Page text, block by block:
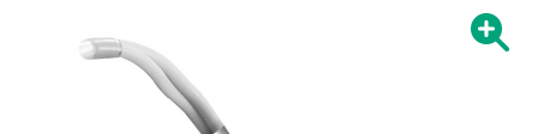
Zeige